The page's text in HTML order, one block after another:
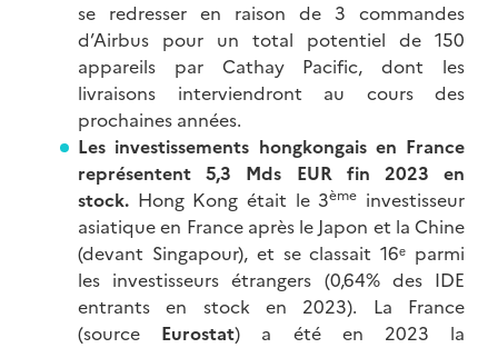
se redresser en raison de 3 commandes
d’Airbus pour un total potentiel de 150
appareils par Cathay Pacific, dont les
livraisons interviendront au cours des
prochaines années.
Les investissements hongkongais en France
représentent 5,3 Mds EUR fin 2023 en
stock. Hong Kong était le 3ème investisseur
asiatique en France après le Japon et la Chine
(devant Singapour), et se classait 16ᵉ parmi
les investisseurs étrangers (0,64% des IDE
entrants en stock en 2023). La France
(source Eurostat) a été en 2023 la